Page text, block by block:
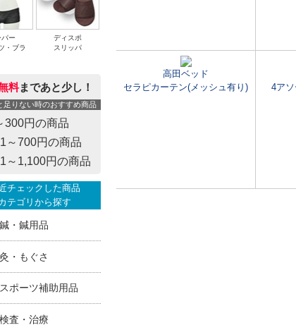
ー
・ブラ
ディスポ
スリッパ
料まであと少し！
足りない時のおすすめ商品
300円の商品
～700円の商品
～1,100円の商品
チェックした商品
テゴリから探す
鍼・鍼用品
灸・もぐさ
スポーツ補助用品
検査・治療
高田ベッド
セラピカーテン(メッシュ有り)
4ア